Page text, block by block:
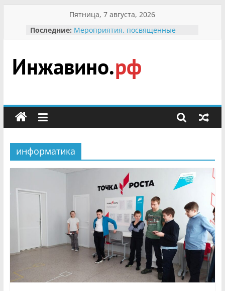
содержимому
Пятница, 7 августа, 2026
Последние: Мероприятия, посвященные
гражданин Инжавинского округа»
участнице Великой
Отечественной, фронтовичке
Безопасность в сети Интернет
мероприятии «Сохраним
первоцветы!»
В вольере Воронинского
заповедника родились крапчатые
суслики
Инжавино.рф
сельский
портал
информатика